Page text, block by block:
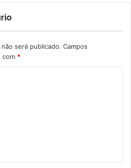
será publicado. Campos
com *